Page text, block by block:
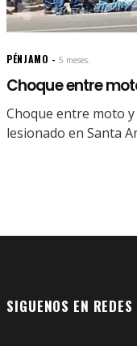
PÉNJAMO 5 meses.
Choque entre
Choque entre moto y
lesionado en Santa
SIGUENOS EN